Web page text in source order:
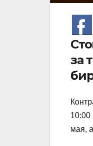
за
10:00
мая,